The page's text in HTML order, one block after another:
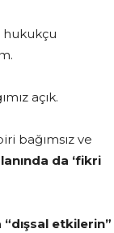
hukukçu
açık.
bağımsız ve
da ‘fikri
etkilerin”